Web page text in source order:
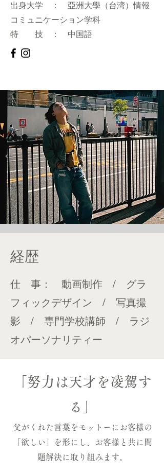
出身大学 ： 亞洲大學（台湾）情報
コミュニケーション学科
​特 技 ： 中国語
経歴
​仕 事： 動画制作 / グラ
フィックデザイン / 写真撮
影 / 専門学校講師 / ラジ
オパーソナリティー
​「努力は天才を凌駕す
る」
父がくれた言葉をモットーに​お客様の
「欲しい」を形にし、お客様と共に問
題解決に取り組みます。